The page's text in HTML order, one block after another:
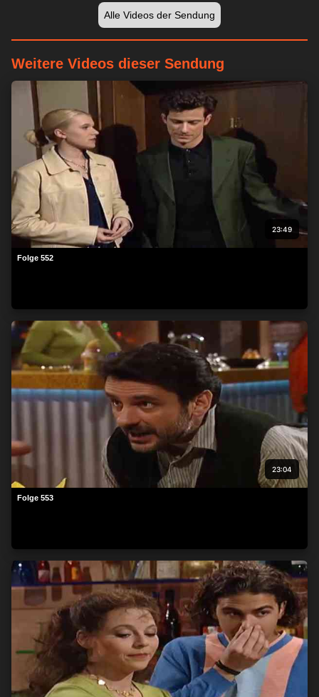
Alle Videos der Sendung
Weitere Videos dieser Sendung
23:49
Folge 552
23:04
Folge 553